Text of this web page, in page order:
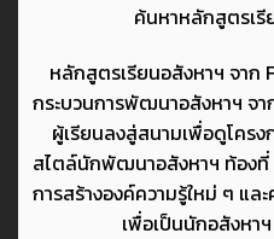
ค้นหาหลักสูตรเ
หลักสูตรเรียนอสังหาฯ จาก
กระบวนการพัฒนาอสังหาฯ จ
ผู้เรียนลงสู่สนามเพื่อดูโครง
สไตล์นักพัฒนาอสังหาฯ ท้องที่
การสร้างองค์ความรู้ใหม่ ๆ แ
เพื่อเป็นนักอสังหา